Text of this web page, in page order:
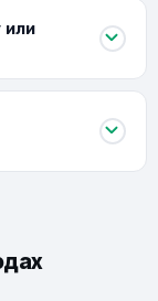
или